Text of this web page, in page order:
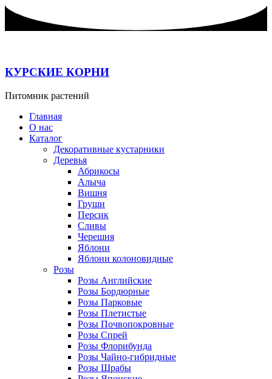
Перейти
содержимому
КУРСКИЕ КОРНИ
Питомник растений
Главная
О нас
Каталог
Декоративные кустарники
Деревья
Абрикосы
Алыча
Вишня
Груши
Персик
Сливы
Черешня
Яблони
Яблони колоновидные
Розы
Розы Английские
Розы Бордюрные
Розы Парковые
Розы Плетистые
Розы Почвопокровные
Розы Спрей
Розы Флорибунда
Розы Чайно-гибридные
Розы Шрабы